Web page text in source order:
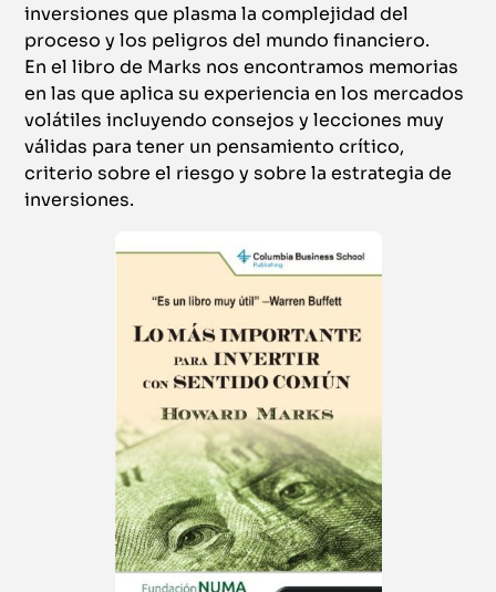
inversiones que plasma la complejidad del
proceso y los peligros del mundo financiero.
En el libro de Marks nos encontramos memorias
en las que aplica su experiencia en los mercados
volátiles incluyendo consejos y lecciones muy
válidas para tener un pensamiento crítico,
criterio sobre el riesgo y sobre la estrategia de
inversiones.